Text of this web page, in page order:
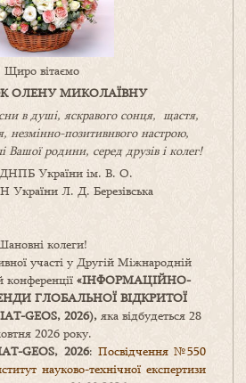
Щиро вітаємо
ОЛЕНУ МИКОЛАЇВНУ
в душі, яскравого сонця, щастя,
незмінно-позитивнвого настрою,
Вашоїродини, серед друзів і колег!
ДНПБ України ім. В. О.
Л. Д. Березівська
колеги!
участі у Другій Міжнародній
конференції «ІНФОРМАЦІЙНО-
ГЛОБАЛЬНОЇ ВІДКРИТОЇ
GEOS, 2026),яка відбудеться 28
2026 року.
GEOS, 2026: Посвідчення №550
науково-технічної експертизи